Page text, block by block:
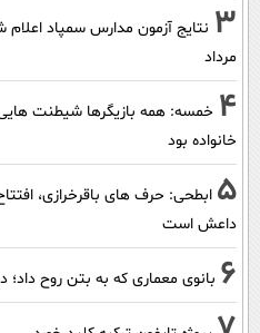
3
مرداد
4 خمسه: همه بازیگرها شیطنت
خانواده بود
5 ابطحی: حرف های باقرخرازی،
داعش است
6 بانوی معماری که به بتن روح داد؛